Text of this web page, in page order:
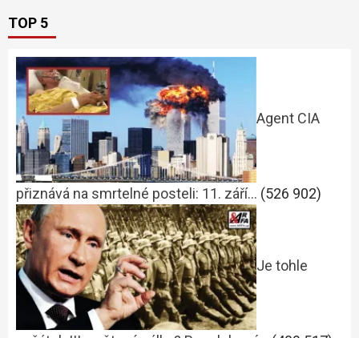
TOP 5
Agent CIA
přiznává na smrtelné posteli: 11. září… (526 902)
Je tohle